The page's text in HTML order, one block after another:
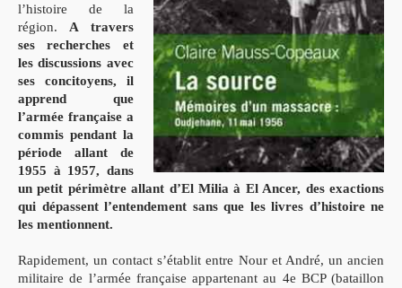
l’histoire de la
région. A travers
ses recherches et
les discussions avec
ses concitoyens, il
apprend que
l’armée française a
commis pendant la
période allant de
1955 à 1957, dans
un petit périmètre allant d’El Milia à El Ancer, des exactions
qui dépassent l’entendement sans que les livres d’histoire ne
les mentionnent.
Rapidement, un contact s’établit entre Nour et André, un ancien
militaire de l’armée française appartenant au 4e BCP (bataillon